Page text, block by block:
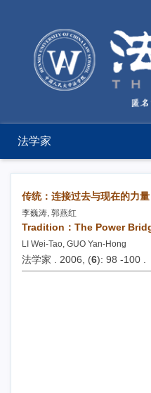
法学家
传统：连接过去与现在的力量
李巍涛, 郭燕红
Tradition：The Power
LI Wei-Tao, GUO Yan-Hong
法学家 . 2006, (6): 98 -100 .